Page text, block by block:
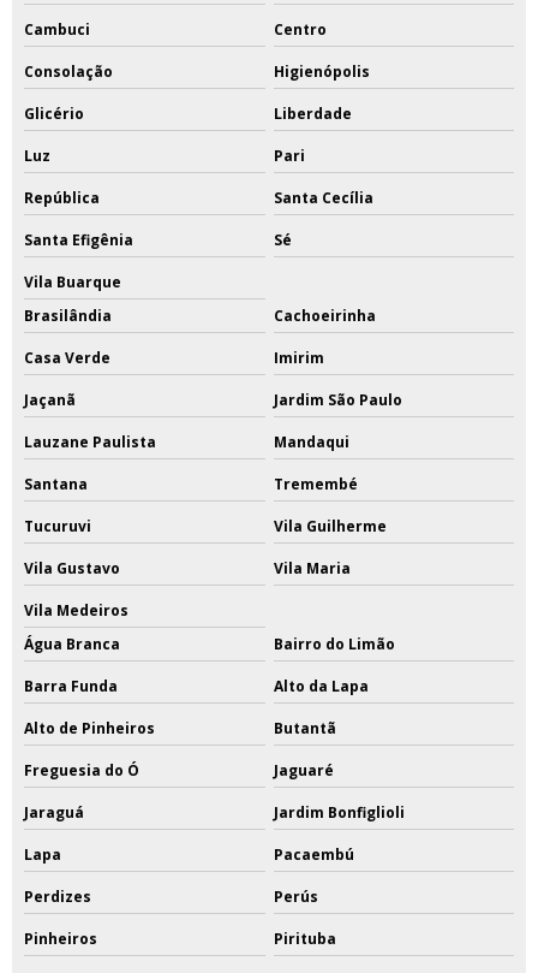
Cambuci Centro
Consolação Higienópolis
Glicério Liberdade
Luz Pari
República Santa Cecília
Santa Efigênia Sé
Vila Buarque
Brasilândia
Cachoeirinha
Casa Verde Imirim
Jaçanã Jardim São Paulo
Lauzane Paulista Mandaqui
Santana Tremembé
Tucuruvi Vila Guilherme
Vila Gustavo Vila Maria
Vila Medeiros
Água Branca
Bairro do Limão
Barra Funda Alto da Lapa
Alto de Pinheiros Butantã
Freguesia do Ó Jaguaré
Jaraguá Jardim Bonfiglioli
Lapa Pacaembú
Perdizes Perús
Pinheiros Pirituba